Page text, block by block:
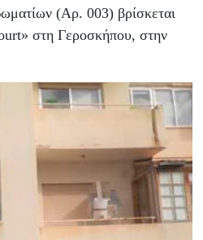
(Αρ. 003) βρίσκεται
στη Γεροσκήπου, στην